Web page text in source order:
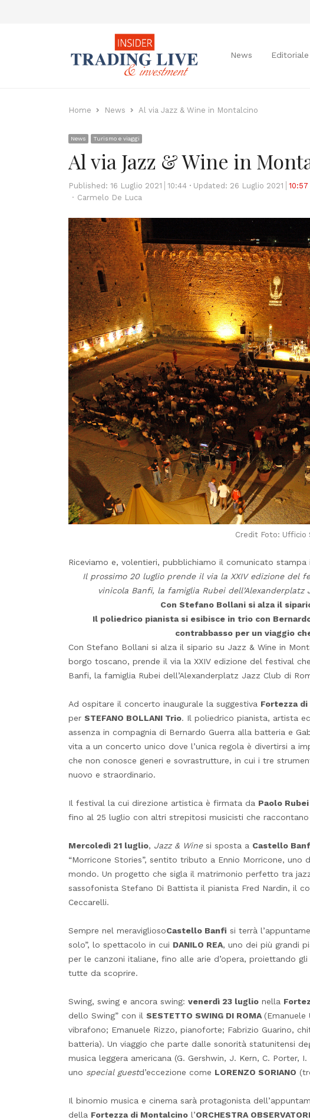
News Editoriale
Home News Al via Jazz & Wine in Montalcino
News Turismo e viaggi
Al via Jazz & Wine in
Published: 16 Luglio 2021 10:44 Updated: 26 Luglio 2021
10:57
Author
Carmelo De Luca
Credit Foto: Ufficio
Riceviamo e, volentieri, pubblichiamo il comunicato stampa
Il prossimo 20 luglio prende il via la XXIV edizione del
vinicola Banfi, la famiglia Rubei
Con Stefano Bollani si alza il
Il poliedrico pianista si esibisce in trio con
contrabbasso per un viaggio
Con Stefano Bollani si alza il sipario su Jazz & Wine in
borgo toscano, prende il via la XXIV edizione del festival
Banfi, la famiglia Rubei dell’Alexanderplatz Jazz Club di
Ad ospitare il concerto inaugurale la suggestiva Fortezza
per STEFANO BOLLANI Trio. Il poliedrico pianista, artista
assenza in compagnia di Bernardo Guerra alla batteria e
vita a un concerto unico dove l’unica regola è divertirsi a
che non conosce generi e sovrastrutture, in cui i tre
nuovo e straordinario.
Il festival la cui direzione artistica è firmata da Paolo Rubei
fino al 25 luglio con altri strepitosi musicisti che
Mercoledì 21 luglio, Jazz & Winesi sposta a Castello
“Morricone Stories”, sentito tributo a Ennio Morricone,
mondo. Un progetto che sigla il matrimonio perfetto tra
sassofonista Stefano Di Battista il pianista Fred Nardin, il
Ceccarelli.
Sempre nel meravigliosoCastello Banfi si terrà
solo”, lo spettacolo in cui DANILO REA, uno dei più grandi
per le canzoni italiane, fino alle arie d’opera, proiettando
tutte da scoprire.
Swing, swing e ancora swing: venerdì 23 luglio nella
dello Swing” con il SESTETTO SWING DI ROMA
vibrafono; Emanuele Rizzo, pianoforte; Fabrizio Guarino,
batteria). Un viaggio che parte dalle sonorità statunitensi
musica leggera americana (G. Gershwin, J. Kern, C. Porter,
uno special guestd’eccezione come LORENZO SORIANO
Il binomio musica e cinema sarà protagonista
della Fortezza di Montalcino l’ORCHESTRA